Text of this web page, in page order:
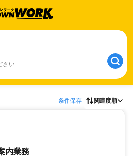
さい
条件保存 関連度順
内業務